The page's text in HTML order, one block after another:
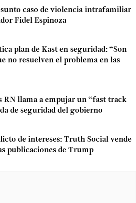
caso de violencia intrafamiliar
Fidel Espinoza
plan de Kast en seguridad: “Son
no resuelven el problema en las
RN llama a empujar un “fast track
de seguridad del gobierno
de intereses: Truth Social vende
publicaciones de Trump